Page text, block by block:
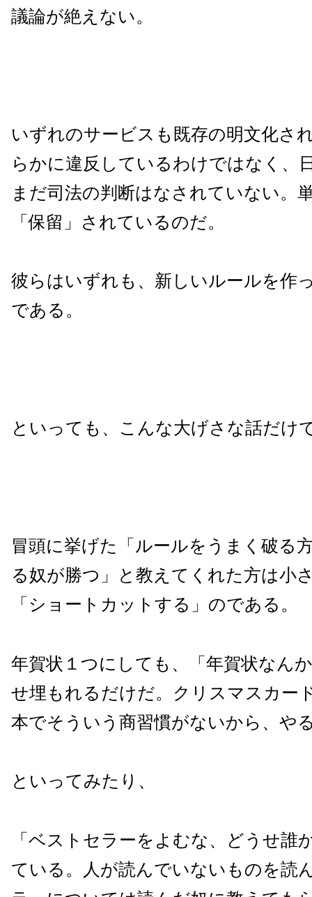
議論が絶えない。
いずれのサービスも既存の明文化さ
らかに違反しているわけではなく、
まだ司法の判断はなされていない。
「保留」されているのだ。
彼らはいずれも、新しいルールを作
である。
といっても、こんな大げさな話だけ
冒頭に挙げた「ルールをうまく破る
る奴が勝つ」と教えてくれた方は小
「ショートカットする」のである。
年賀状１つにしても、「年賀状なん
せ埋もれるだけだ。クリスマスカー
本でそういう商習慣がないから、や
といってみたり、
「ベストセラーをよむな、どうせ誰
ている。人が読んでいないものを読